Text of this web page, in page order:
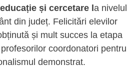
și cercetare la nivelul
din județ. Felicitări elevilor
și mult succes la etapa
coordonatori pentru
demonstrat.